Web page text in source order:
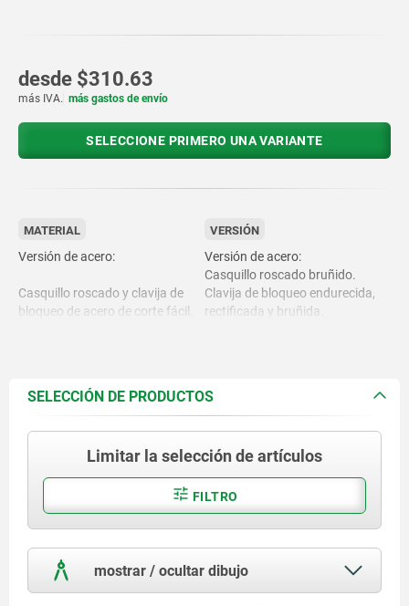
desde $310.63
más IVA. más gastos de envío
SELECCIONE PRIMERO UNA VARIANTE
MATERIAL
Versión de acero:
Casquillo roscado y clavija de
bloqueo de acero de corte fácil.
Casquillo roscado 1.4305.
Clavija de bloqueo 1.4305.
Empuñadura de termoplástico
(resistente a altas temperaturas)
reforzado con fibra de vidrio.
VERSIÓN
Versión de acero:
Casquillo roscado bruñido.
Clavija de bloqueo endurecida,
rectificada y bruñida.
Clavija de bloqueo rectificada,
acabado natural.
Empuñadura gris negruzcoáceo
RAL7021 o rojo tráfico
RAL3020.
SELECCIÓN DE PRODUCTOS
Limitar la selección de artículos
FILTRO
mostrar / ocultar dibujo